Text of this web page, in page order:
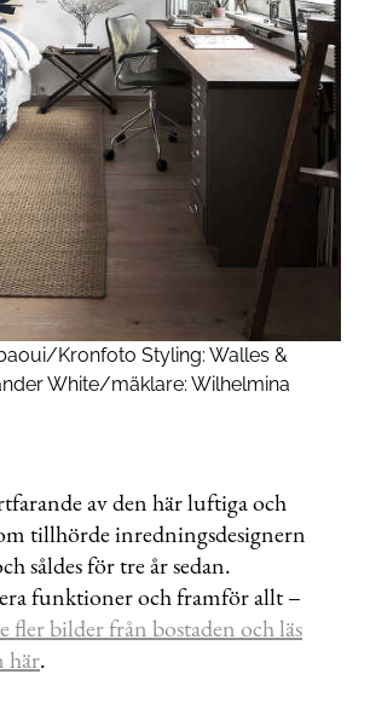
Kronfoto Styling: Walles &
White/mäklare: Wilhelmina
av den här luftiga och
tillhörde inredningsdesignern
såldes för tre år sedan.
funktioner och framför allt –
fler bilder från bostaden och läs
här.